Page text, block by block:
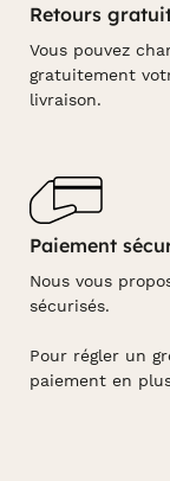
Retours
Vous pouvez
gratuitement
livraison.
Paiement
Nous vous
sécurisés.
Pour régler un
paiement en